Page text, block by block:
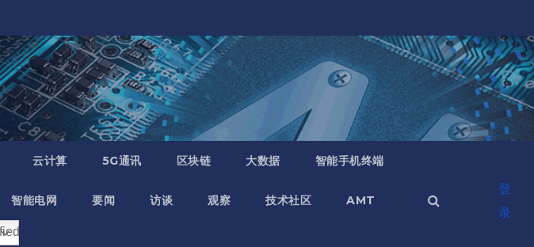
云计算 5G通讯 区块链 大数据 智能手机终端
智能电网 要闻 访谈 观察 技术社区 AMT
登
录